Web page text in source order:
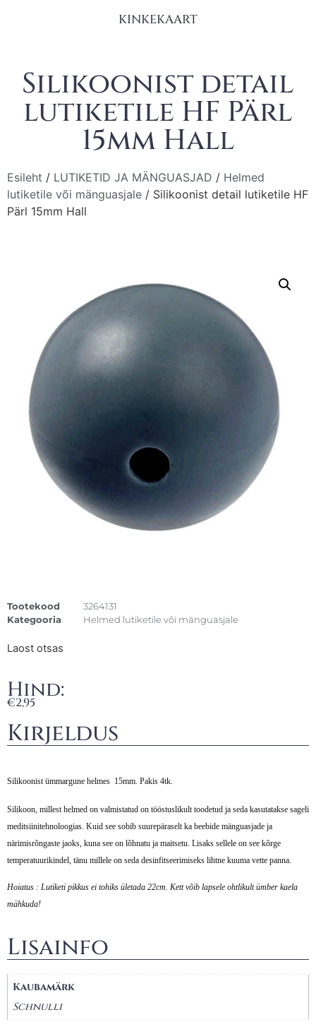
KINKEKAART
Silikoonist detail
lutiketile HF Pärl
15mm Hall
Esileht / LUTIKETID JA MÄNGUASJAD / Helmed
lutiketile või mänguasjale / Silikoonist detail lutiketile HF
Pärl 15mm Hall
Tootekood
3264131
Kategooria
Helmed lutiketile või mänguasjale
Laost otsas
Hind:
€2,95
Kirjeldus
Silikoonist ümmargune helmes 15mm. Pakis 4tk.
Silikoon, millest helmed on valmistatud on tööstuslikult toodetud ja seda kasutatakse sageli
meditsiinitehnoloogias. Kuid see sobib suurepäraselt ka beebide mänguasjade ja
närimisrõngaste jaoks, kuna see on lõhnatu ja maitsetu. Lisaks sellele on see kõrge
temperatuurikindel, tänu millele on seda desinfitseerimiseks lihtne kuuma vette panna.
Hoiatus : Lutiketi pikkus ei tohiks ületada 22cm. Kett võib lapsele ohtlikult ümber kaela
mähkuda!
Lisainfo
Kaubamärk
Schnulli